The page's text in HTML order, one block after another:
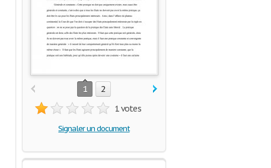
1 2
1 votes
Signaler un document